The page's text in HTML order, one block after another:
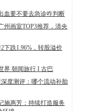
血要不要去急诊咋判断
州画室TOP3推荐，清央
下跌1.96%，转股溢价
界 朝闻旅行 I 古巴
度测评：哪个流动补胎
施惠芳：持续打造服务